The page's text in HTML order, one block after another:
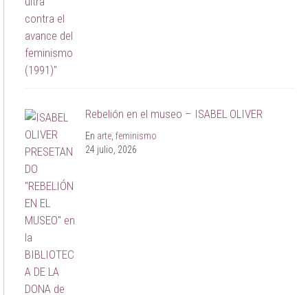
Rebelión en el museo – ISABEL OLIVER
En arte, feminismo
24 julio, 2026